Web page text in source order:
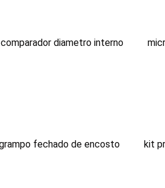
comparador diametro interno
fechado de encosto kit